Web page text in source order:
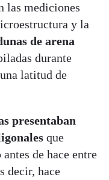
las mediciones
y la
de arena
durante
latitud de
presentaban
que
de hace entre
decir, hace